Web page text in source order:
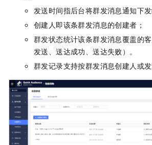
发送时间指后台将群发消息通知下
创建人即该条群发消息的创建者；
群发状态统计该条群发消息覆盖的
发送、送达成功、送达失败）。
群发记录支持按群发消息创建人或发